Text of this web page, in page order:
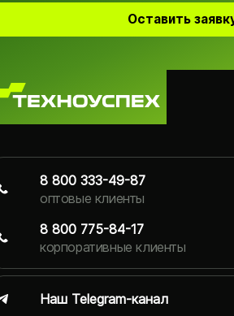
Оставить
8 800 333-49-87
оптовые клиенты
8 800 775-84-17
корпоративные клиенты
Наш Telegram-канал